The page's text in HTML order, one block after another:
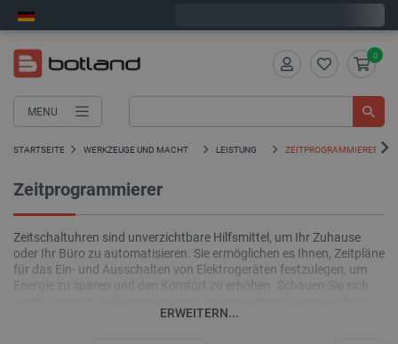
MENU
0
STARTSEITE WERKZEUGE UND MACHT LEISTUNG ZEITPROGRAMMIERER
Zeitprogrammierer
Zeitschaltuhren sind unverzichtbare Hilfsmittel, um Ihr Zuhause
oder Ihr Büro zu automatisieren. Sie ermöglichen es Ihnen, Zeitpläne
für das Ein- und Ausschalten von Elektrogeräten festzulegen, um
Energie zu sparen und den Komfort zu erhöhen. Schauen Sie sich
ERWEITERN...